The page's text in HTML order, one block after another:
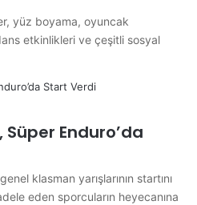
yüz boyama, oyuncak
etkinlikleri ve çeşitli sosyal
Süper Enduro’da
klasman yarışlarının startını
eden sporcuların heyecanına